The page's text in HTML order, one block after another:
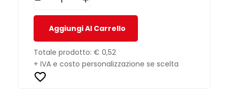
Aggiungi Al Carrello
Totale prodotto: € 0,52
+ IVA e costo personalizzazione se scelta